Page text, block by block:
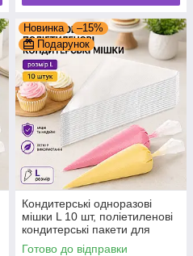
Новинка
–15%
Подарунок
Кондитерські одноразові
мішки L 10 шт, поліетиленові
кондитерські пакети для
десертів
Готово до відправки